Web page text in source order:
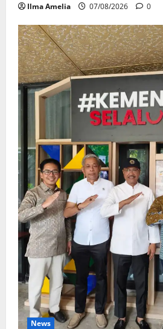
Ilma Amelia 07/08/2026 0
News